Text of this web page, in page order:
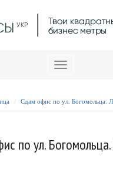
Меню
Сдам офис по ул. Богомольца.
по ул. Богомольца.